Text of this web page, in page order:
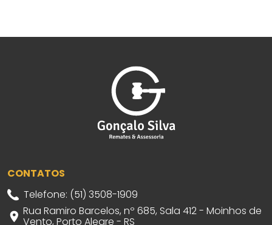
CONTATOS
Telefone: (51) 3508-1909
Rua Ramiro Barcelos, nº 685, Sala 412 - Moinhos de
Vento, Porto Alegre - RS